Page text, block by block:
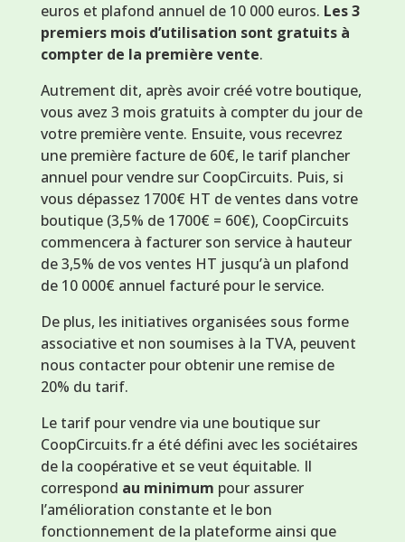
euros et plafond annuel de 10 000 euros. Les 3
premiers mois d’utilisation sont gratuits à
compter de la première vente.
Autrement dit, après avoir créé votre boutique,
vous avez 3 mois gratuits à compter du jour de
votre première vente. Ensuite, vous recevrez
une première facture de 60€, le tarif plancher
annuel pour vendre sur CoopCircuits. Puis, si
vous dépassez 1700€ HT de ventes dans votre
boutique (3,5% de 1700€ = 60€), CoopCircuits
commencera à facturer son service à hauteur
de 3,5% de vos ventes HT jusqu’à un plafond
de 10 000€ annuel facturé pour le service.
De plus, les initiatives organisées sous forme
associative et non soumises à la TVA, peuvent
nous contacter pour obtenir une remise de
20% du tarif.
Le tarif pour vendre via une boutique sur
CoopCircuits.fr a été défini avec les sociétaires
de la coopérative et se veut équitable. Il
correspond au minimum pour assurer
l’amélioration constante et le bon
fonctionnement de la plateforme ainsi que